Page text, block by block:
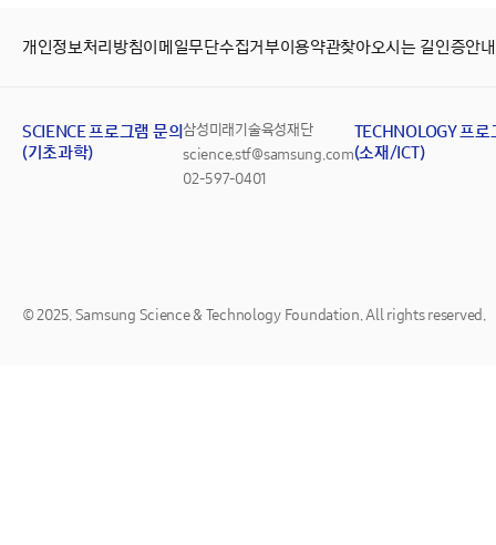
개인정보처리방침이메일무단수집거부이용약관찾아오시는 길인증안내
SCIENCE 프로그램 문의
(기초과학)
삼성미래기술육성재단
science.stf@samsung.com
02-597-0401
TECHNOLOGY 프로
(소재/ICT)
© 2025. Samsung Science & Technology Foundation. All rights reserved.